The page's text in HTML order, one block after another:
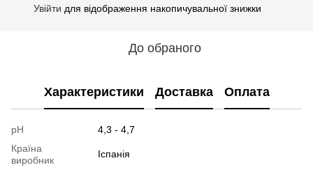
Увійти для відображення накопичувальної знижки
До обраного
Характеристики Доставка Оплата
pH
4,3 - 4,7
Країна
виробник
Іспанія